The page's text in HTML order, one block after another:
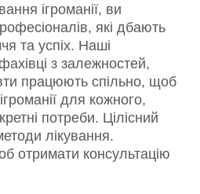
ігроманії, ви
які дбають
та успіх. Наші
з залежностей,
працюють спільно, щоб
для кожного,
потреби. Цілісний
лікування.
отримати консультацію